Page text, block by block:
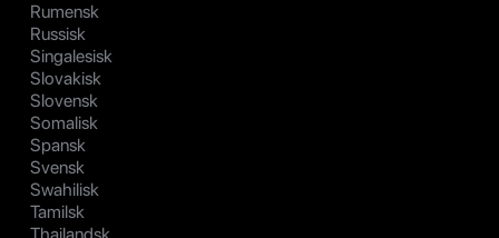
Rumensk
Russisk
Singalesisk
Slovakisk
Slovensk
Somalisk
Spansk
Svensk
Swahilisk
Tamilsk